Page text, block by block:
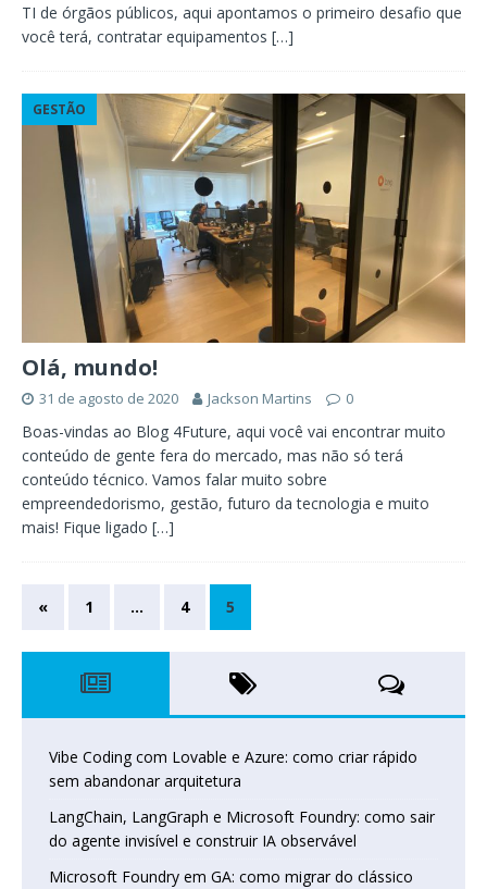
TI de órgãos públicos, aqui apontamos o primeiro desafio que
você terá, contratar equipamentos […]
GESTÃO
Olá, mundo!
31 de agosto de 2020 Jackson Martins 0
Boas-vindas ao Blog 4Future, aqui você vai encontrar muito
conteúdo de gente fera do mercado, mas não só terá
conteúdo técnico. Vamos falar muito sobre
empreendedorismo, gestão, futuro da tecnologia e muito
mais! Fique ligado […]
« 1 … 4 5
Vibe Coding com Lovable e Azure: como criar rápido
sem abandonar arquitetura
LangChain, LangGraph e Microsoft Foundry: como sair
do agente invisível e construir IA observável
Microsoft Foundry em GA: como migrar do clássico